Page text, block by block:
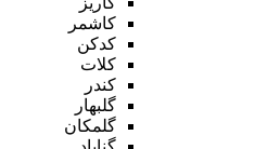
کاشمر
کدکن
کلات
کندر
گلبهار
گلمکان